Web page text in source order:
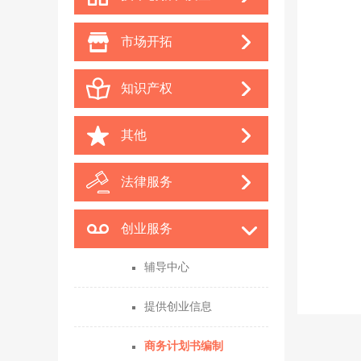
市场开拓
知识产权
其他
法律服务
创业服务
辅导中心
提供创业信息
商务计划书编制